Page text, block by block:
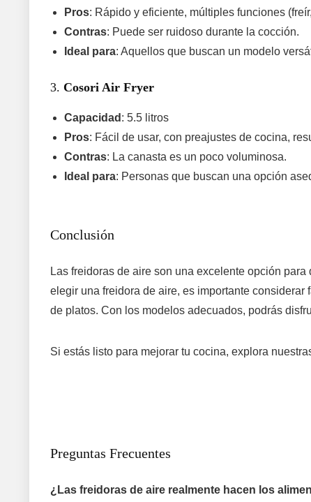
Pros: Rápido y eficiente, múltiples funciones
Contras: Puede ser ruidoso durante la cocción.
Ideal para: Aquellos que buscan un modelo
3. Cosori Air Fryer
Capacidad : 5.5 litros
Pros: Fácil de usar, con preajustes de cocina,
Contras: La canasta es un poco voluminosa.
Ideal para: Personas que buscan una opción
Conclusión
Las freidoras de aire son una excelente opción
elegir una freidora de aire, es importante
de platos. Con los modelos adecuados, podrás
Si estás listo para mejorar tu cocina, explora
Preguntas Frecuentes
¿Las freidoras de aire realmente hacen los